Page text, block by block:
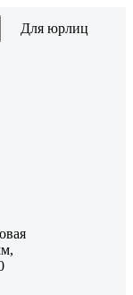
Для юрлиц